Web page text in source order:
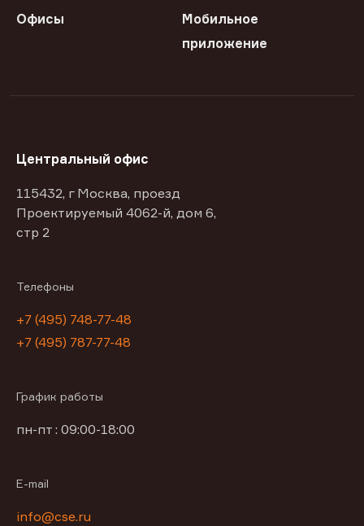
Офисы
Мобильное
приложение
Центральный офис
115432, г Москва, проезд
Проектируемый 4062-й, дом 6,
стр 2
Телефоны
+7 (495) 748-77-48
+7 (495) 787-77-48
График работы
пн-пт : 09:00-18:00
E-mail
info@cse.ru